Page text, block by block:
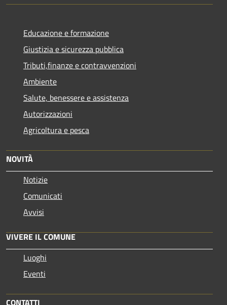
Educazione e formazione
Giustizia e sicurezza pubblica
Tributi,finanze e contravvenzioni
Ambiente
Salute, benessere e assistenza
Autorizzazioni
Agricoltura e pesca
NOVITÀ
Notizie
Comunicati
Avvisi
VIVERE IL COMUNE
Luoghi
Eventi
CONTATTI